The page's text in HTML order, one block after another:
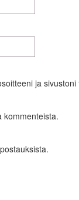
ja
kommenteista.